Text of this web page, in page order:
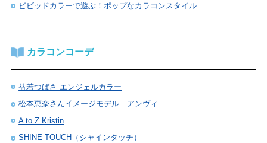
ビビッドカラーで遊ぶ！ポップなカラコンスタイル
カラコンコーデ
益若つばさ エンジェルカラー
松本恵奈さんイメージモデル アンヴィ
A to Z Kristin
SHINE TOUCH（シャインタッチ）